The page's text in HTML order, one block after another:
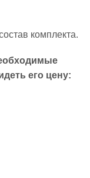
комплекта.
его цену: